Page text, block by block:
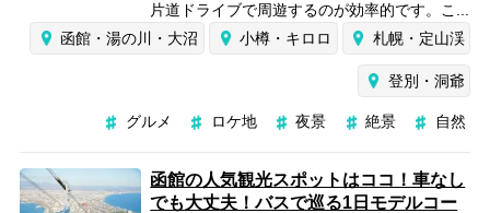
片道ドライブで周遊するのが効率的です。こ...
函館・湯の川・大沼
小樽・キロロ 札幌・定山渓
登別・洞爺
グルメ ロケ地 夜景 絶景 自然
函館の人気観光スポットはココ！車なし
でも大丈夫！バスで巡る1日モデルコー